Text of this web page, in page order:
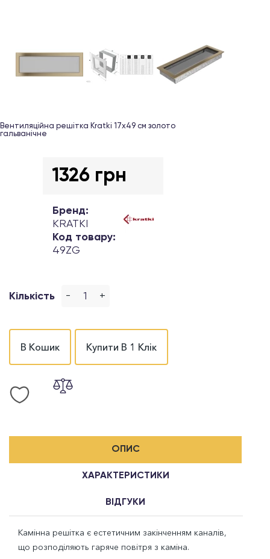
Вентиляційна решітка Kratki 17х49 см золото
гальванічне
1326 грн
Бренд:
KRATKI
Код товару:
49ZG
Кількість - +
В Кошик Купити В 1 Клік
ОПИС
ХАРАКТЕРИСТИКИ
ВІДГУКИ
Камінна решітка є естетичним закінченням каналів,
що розподіляють гаряче повітря з каміна.